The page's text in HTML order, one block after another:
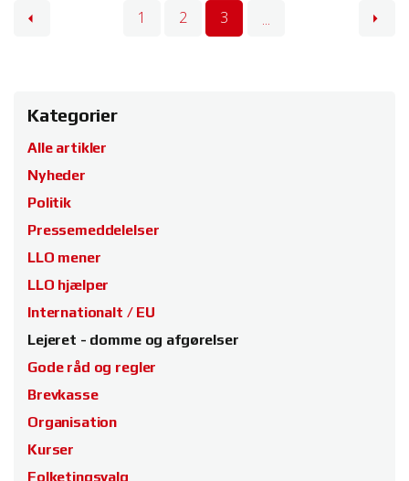
1 2 3 ...
Kategorier
Alle artikler
Nyheder
Politik
Pressemeddelelser
LLO mener
LLO hjælper
Internationalt / EU
Lejeret - domme og afgørelser
Gode råd og regler
Brevkasse
Organisation
Kurser
Folketingsvalg